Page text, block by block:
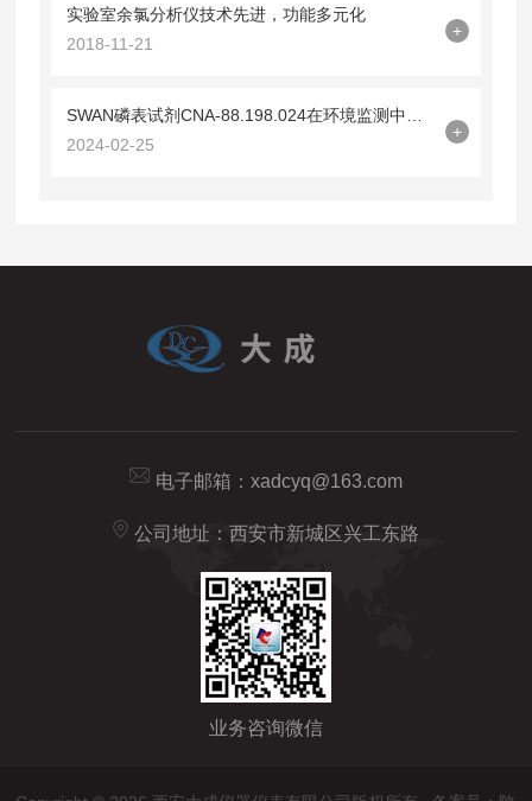
实验室余氯分析仪技术先进，功能多元化
2018-11-21
+
2024-02-25
+
电子邮箱： xadcyq@163.com
公司地址：西安市新城区兴工东路
业务咨询微信